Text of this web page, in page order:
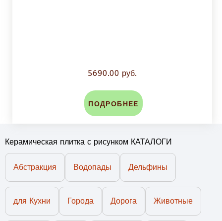
5690.00 руб.
ПОДРОБНЕЕ
Керамическая плитка с рисунком КАТАЛОГИ
Абстракция Водопады Дельфины
для Кухни Города Дорога Животные